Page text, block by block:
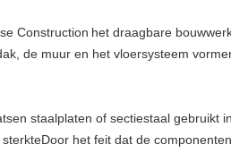
Construction het draagbare
de muur en het vloersysteem
staalplaten of sectiestaal gebruikt
het feit dat de componenten